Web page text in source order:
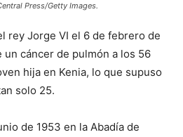
Press/Getty Images.
rey Jorge VI el 6 de febrero de
un cáncer de pulmón a los 56
hija en Kenia, lo que supuso
solo 25.
de 1953 en la Abadía de